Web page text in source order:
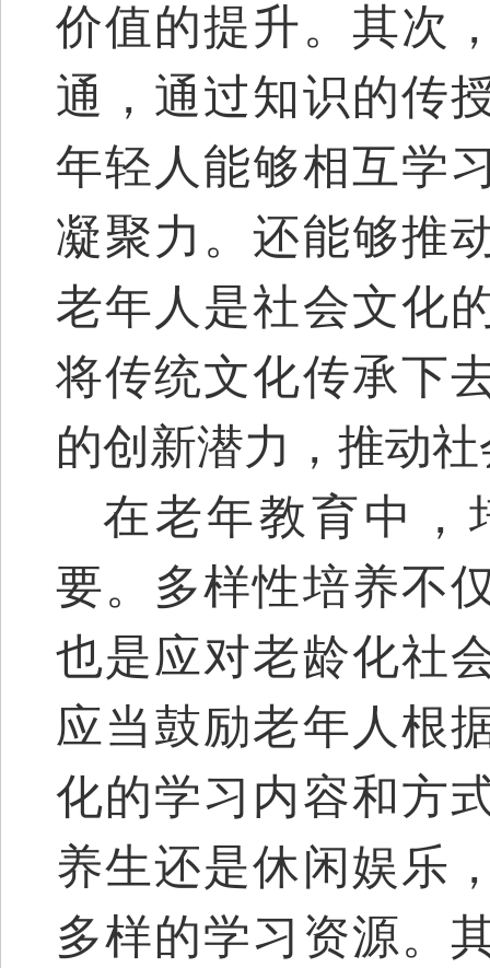
价值的提升。其次
通，通过知识的传
年轻人能够相互学
凝聚力。还能够推
老年人是社会文化
将传统文化传承下
的创新潜力，推动
在老年教育中，
要。多样性培养不
也是应对老龄化社
应当鼓励老年人根
化的学习内容和方
养生还是休闲娱乐
多样的学习资源。